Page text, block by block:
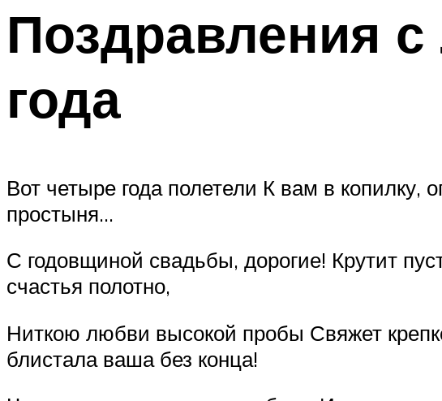
Поздравления
года
Вот четыре года полетели К вам в
простыня…
С годовщиной свадьбы, дорогие! Крутит
счастья полотно,
Ниткою любви высокой пробы Свяжет
блистала ваша без конца!